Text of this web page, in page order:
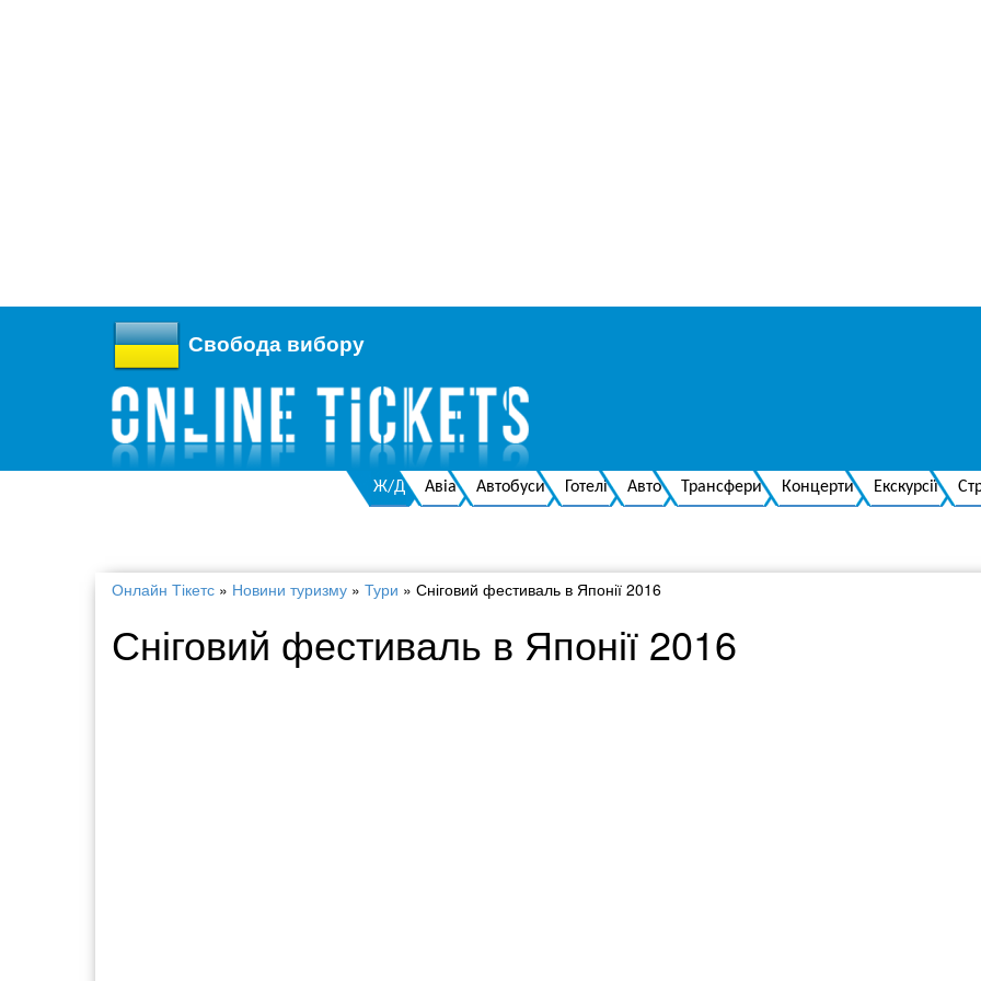
Свобода вибору
Ж/Д Авіа Автобуси Готелі Авто Трансфери Концерти Екскурсії
Онлайн Тікетс » Новини туризму » Тури » Сніговий фестиваль в Японії 2016
Сніговий фестиваль в Японії 2016